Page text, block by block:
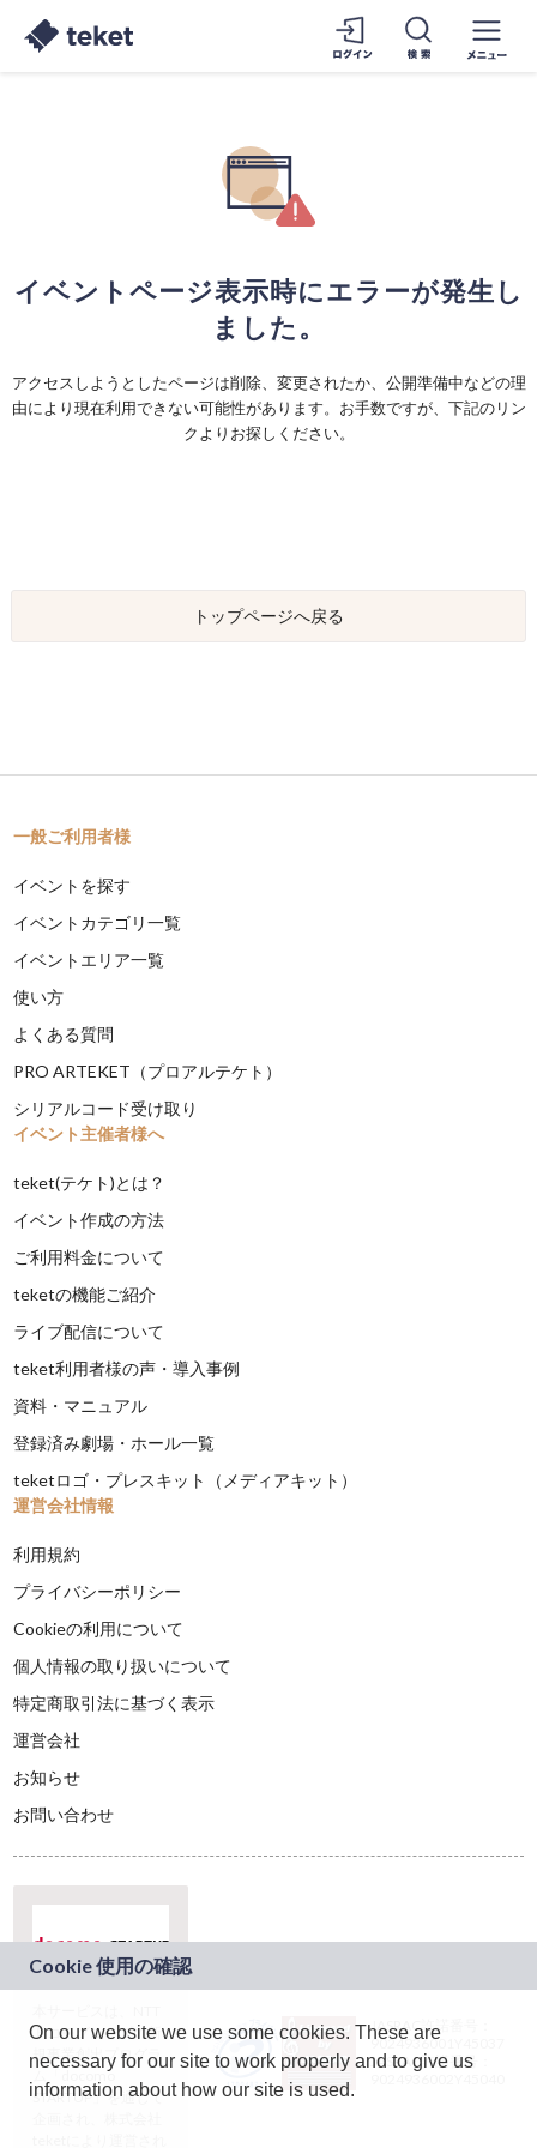
イベントページ表示時にエラーが発生し
ました。
アクセスしようとしたページは削除、変更されたか、公開準備中などの理
由により現在利用できない可能性があります。お手数ですが、下記のリン
クよりお探しください。
トップページへ戻る
一般ご利用者様
イベントを探す
イベントカテゴリ一覧
イベントエリア一覧
使い方
よくある質問
PRO ARTEKET（プロアルテケト）
シリアルコード受け取り
イベント主催者様へ
teket(テケト)とは？
イベント作成の方法
ご利用料金について
teketの機能ご紹介
ライブ配信について
teket利用者様の声・導入事例
資料・マニュアル
登録済み劇場・ホール一覧
teketロゴ・プレスキット（メディアキット）
運営会社情報
利用規約
プライバシーポリシー
Cookieの利用について
個人情報の取り扱いについて
特定商取引法に基づく表示
運営会社
お知らせ
お問い合わせ
ドコモグループの新
規事業創出プログラ
ム「docomo
STARTUP」を通じて
JASRAC許諾番号：
9024936001Y45037
JASRAC許諾番号：
On our website we use some cookies. These are
necessary for our site to work properly and to give us
information about how our site is used.